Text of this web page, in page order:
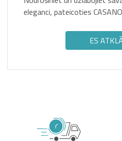
eleganci, pateicoties
ES